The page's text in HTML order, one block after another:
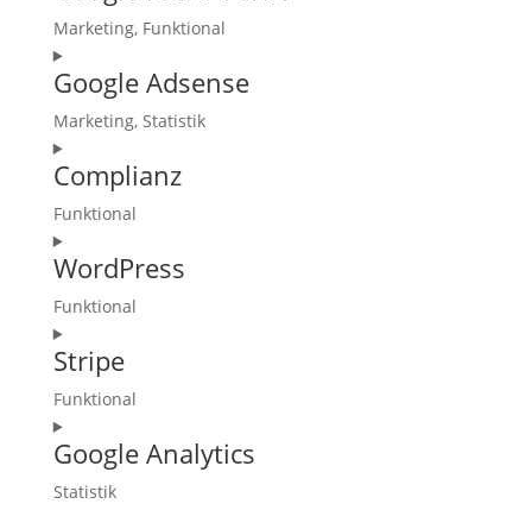
service
Marketing, Funktional
Consent
to
service
recaptcha
Google Adsense
Marketing, Statistik
Consent
to
service
adsense
Complianz
Funktional
Consent
to
service
WordPress
Funktional
Consent
to
service
Stripe
Funktional
Consent
to
service
Google Analytics
Statistik